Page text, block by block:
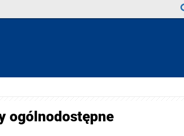
ogólnodostępne